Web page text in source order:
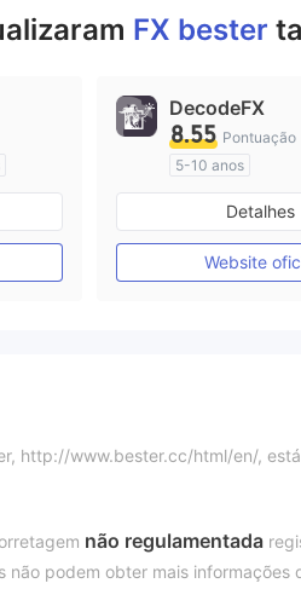
FX bester
DecodeFX
8.55 Pontuação
5-10 anos
Austrália
Market Marketing
Etiqueta principal
Detalhes
Website
http://www.bester.cc/html/en/,
não regulamentada
não podem obter mais informações